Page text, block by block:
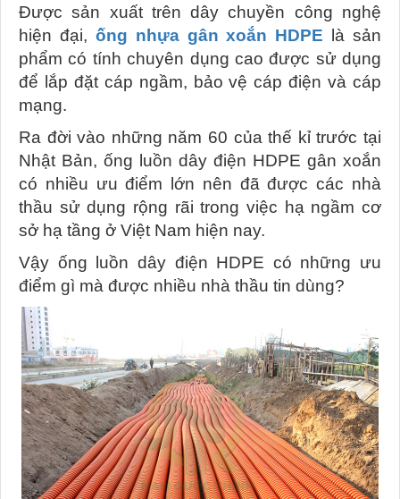
Được sản xuất trên dây chuyền công nghệ
hiện đại, ống nhựa gân xoắn HDPE là sản
phẩm có tính chuyên dụng cao được sử dụng
để lắp đặt cáp ngầm, bảo vệ cáp điện và cáp
mạng.
Ra đời vào những năm 60 của thế kỉ trước tại
Nhật Bản, ống luồn dây điện HDPE gân xoắn
có nhiều ưu điểm lớn nên đã được các nhà
thầu sử dụng rộng rãi trong việc hạ ngầm cơ
sở hạ tầng ở Việt Nam hiện nay.
Vậy ống luồn dây điện HDPE có những ưu
điểm gì mà được nhiều nhà thầu tin dùng?